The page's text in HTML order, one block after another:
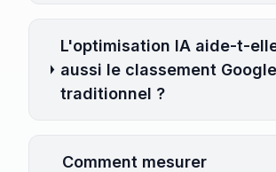
L'optimisation IA aide-t-
aussi le classement Google
traditionnel ?
Comment mesurer